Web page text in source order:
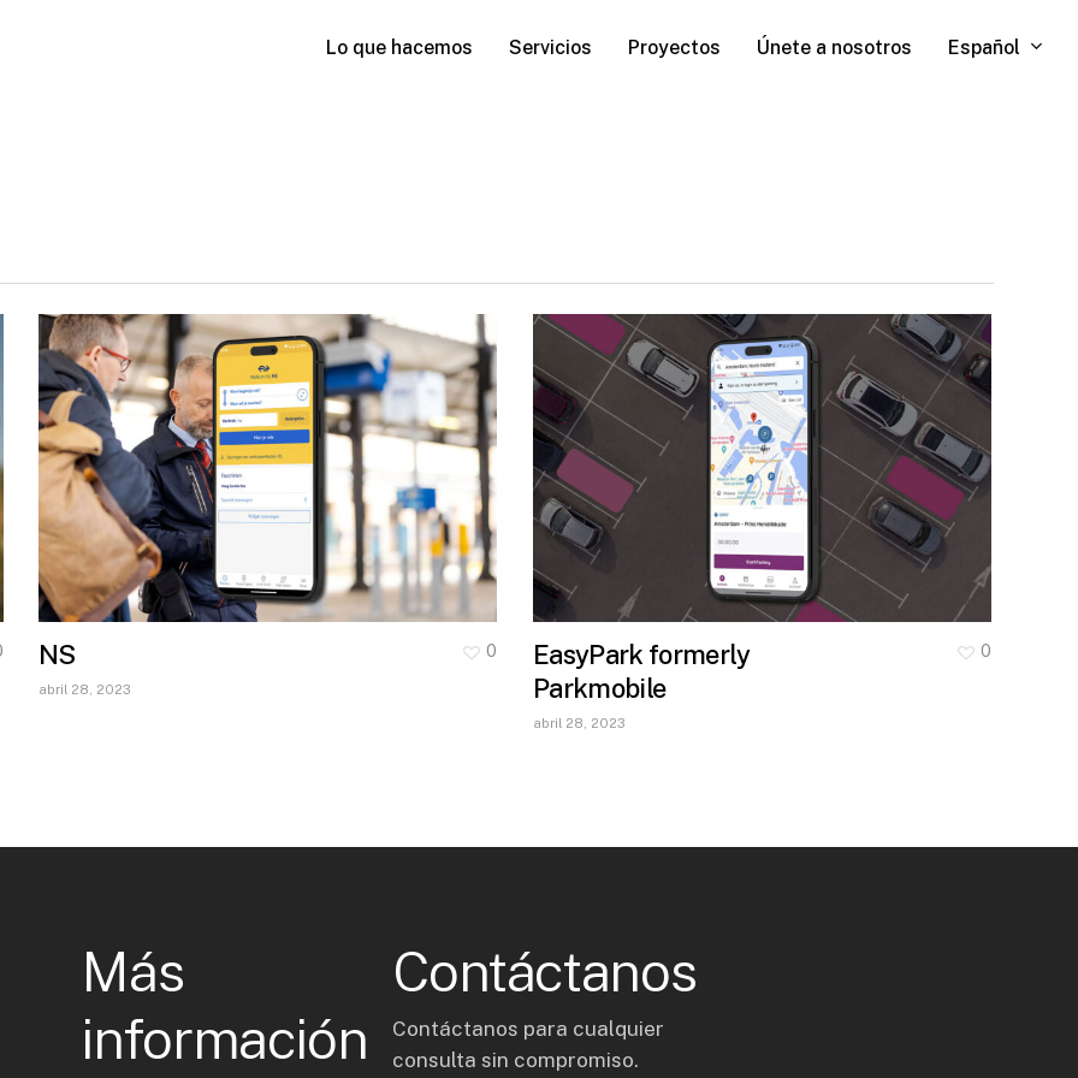
Lo que hacemos Servicios Proyectos Únete a nosotros Español
NS
abril 28, 2023
0
EasyPark formerly
Parkmobile
abril 28, 2023
0
Más
información
Contáctanos
Contáctanos para cualquier
consulta sin compromiso.